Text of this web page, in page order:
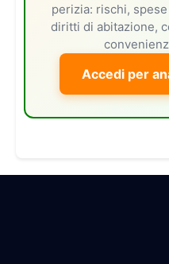
perizia: rischi,
diritti di abitazione,
Accedi per